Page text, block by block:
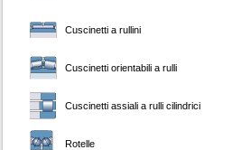
Cuscinetti a rullini
Cuscinetti orientabili a rulli
Cuscinetti assiali a rulli cilindrici
Rotelle